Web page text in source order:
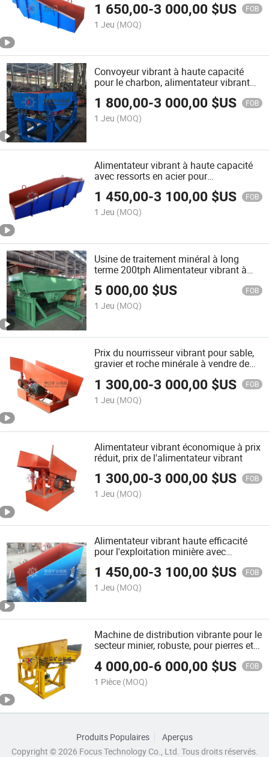
1 650,00-3 000,00 $US FOB
1 Jeu (MOQ)
Convoyeur vibrant à haute capacité
pour le charbon, alimentateur vibrant
1 800,00-3 000,00 $US FOB
1 Jeu (MOQ)
Alimentateur vibrant à haute capacité
avec ressorts en acier pour
1 450,00-3 100,00 $US FOB
1 Jeu (MOQ)
Usine de traitement minéral à long
terme 200tph Alimentateur vibrant à
noix en Malaisie
5 000,00 $US FOB
1 Jeu (MOQ)
Prix du nourrisseur vibrant pour sable,
gravier et roche minérale à vendre de
1 300,00-3 000,00 $US FOB
1 Jeu (MOQ)
Alimentateur vibrant économique à prix
réduit, prix de l'alimentateur vibrant
1 300,00-3 000,00 $US FOB
1 Jeu (MOQ)
Alimentateur vibrant haute efficacité
pour l'exploitation minière avec
1 450,00-3 100,00 $US FOB
1 Jeu (MOQ)
Machine de distribution vibrante pour le
secteur minier, robuste, pour pierres et
4 000,00-6 000,00 $US FOB
1 Pièce (MOQ)
Produits Populaires
Aperçus
Copyright © 2026 Focus Technology Co., Ltd. Tous droits réservés.